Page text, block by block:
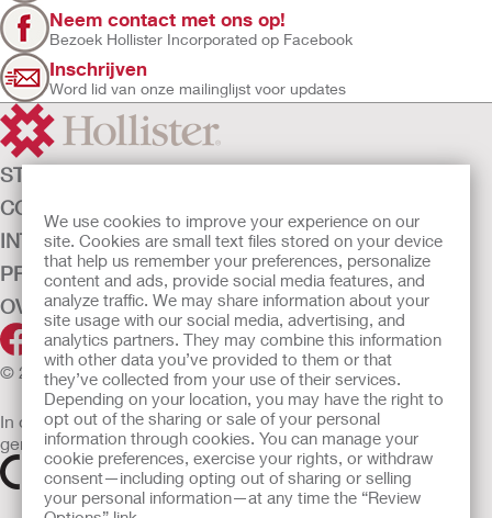
We use cookies to improve your experience on our
site. Cookies are small text files stored on your device
that help us remember your preferences, personalize
content and ads, provide social media features, and
analyze traffic. We may share information about your
site usage with our social media, advertising, and
analytics partners. They may combine this information
with other data you’ve provided to them or that
they’ve collected from your use of their services.
Depending on your location, you may have the right to
opt out of the sharing or sale of your personal
information through cookies. You can manage your
cookie preferences, exercise your rights, or withdraw
consent—including opting out of sharing or selling
your personal information—at any time the “Review
Neem contact met ons op!
Bezoek Hollister Incorporated op Facebook
Inschrijven
Word lid van onze mailinglijst voor updates
STOMAZORG
CONTINENTIEZORG
INTENSIEVE ZORG
PRODUCTEN
OVER ONS
© 2026 Hollister Incorporated
In de EU verkochte medische hulpmiddelen dienen
gemarkeerd te zijn met een van de volgende symbolen